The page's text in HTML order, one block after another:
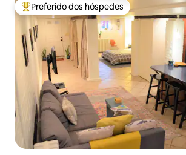
Entre os melhores preferidos dos hóspedes
Preferido dos hóspedes